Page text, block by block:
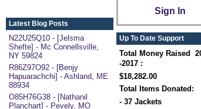
Latest Blog Posts
N22U25Q10 - [Jelsma
Shefte] - Mc Connellsville,
NY 59824
R86Z97O92 - [Benjy
Hapuarachchi] - Ashland, ME
88934
O85H76G38 - [Nathanil
Planchart] - Pevely, MO
Sign In
Up To Date Support
Total Money Raised
-2017 :
$18,282.00
Total Items Donated:
- 37 Jackets